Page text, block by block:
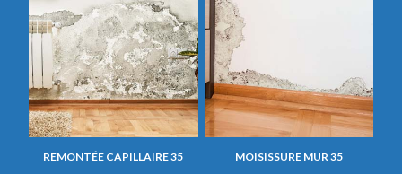
REMONTÉE CAPILLAIRE 35 MOISISSURE MUR 35